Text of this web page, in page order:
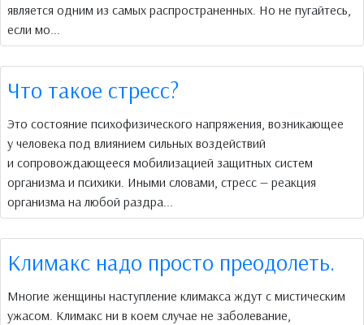
является одним из самых распространенных. Но не пугайтесь,
если мо...
Что такое стресс?
Это состояние психофизического напряжения, возникающее
у человека под влиянием сильных воздействий
и сопровождающееся мобилизацией защитных систем
организма и психики. Иными словами, стресс — реакция
организма на любой раздра...
Климакс надо просто преодолеть.
Многие женщины наступление климакса ждут с мистическим
ужасом. Климакс ни в коем случае не заболевание,